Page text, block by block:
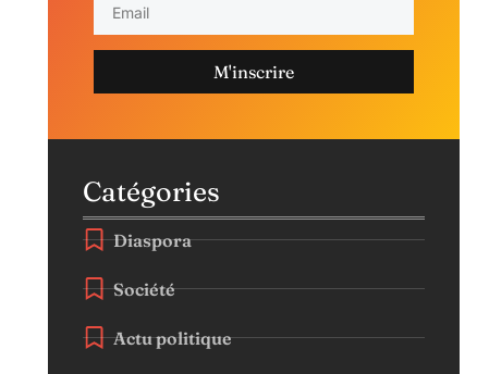
M'inscrire
Catégories
Diaspora
Société
Actu politique